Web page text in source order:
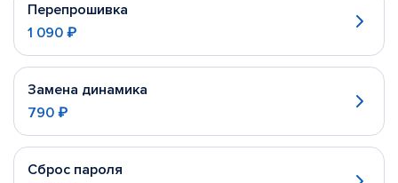
Перепрошивка
1 090 ₽
Замена динамика
790 ₽
Сброс пароля